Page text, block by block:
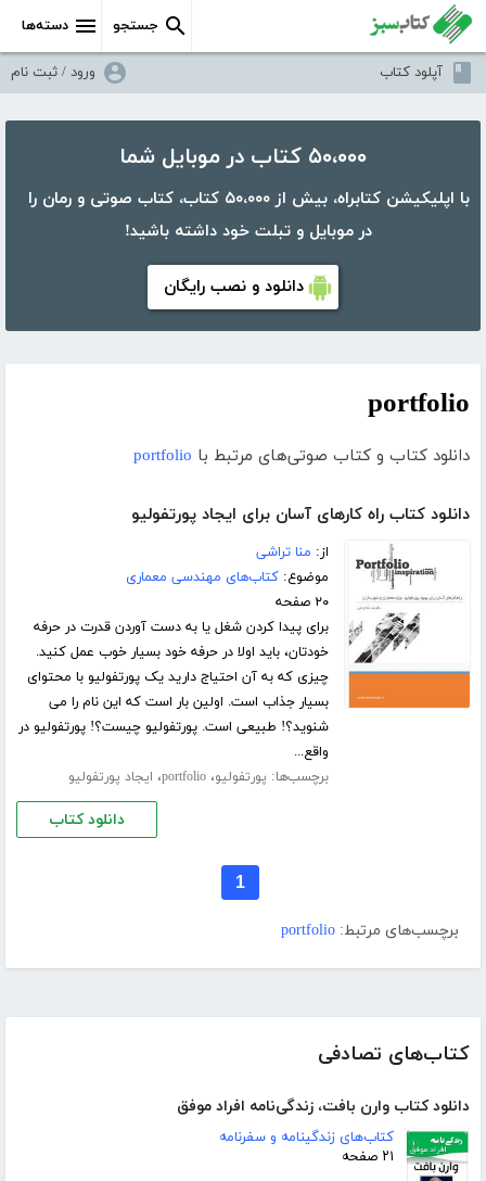
دسته‌ها جستجو
آپلود کتاب ورود / ثبت نام
۵۰،۰۰۰ کتاب در موبایل شما
با اپلیکیشن کتابراه، بیش از ۵۰،۰۰۰ کتاب، کتاب صوتی و رمان را
در موبایل و تبلت خود داشته باشید!
دانلود و نصب رایگان
کتاب‌های تصادفی
دانلود کتاب وارن بافت، زندگی‌نامه افراد موفق
کتاب‌های زندگینامه و سفرنامه
۲۱ صفحه
portfolio
دانلود کتاب و کتاب صوتی‌های مرتبط با portfolio
دانلود کتاب راه کارهای آسان برای ایجاد پورتفولیو
از: منا تراشی
موضوع:کتاب‌های مهندسی معماری
۲۰ صفحه
برای پیدا کردن شغل یا به دست آوردن قدرت در حرفه
خودتان، باید اولا در حرفه خود بسیار خوب عمل کنید.
چیزی که به آن احتیاج دارید یک پورتفولیو با محتوای
بسیار جذاب است. اولین بار است که این نام را می
شنوید؟! طبیعی است. پورتفولیو چیست؟! پورتفولیو در
واقع...
برچسب‌ها: پورتفولیو،portfolio، ایجاد پورتفولیو
دانلود کتاب
1
برچسب‌های مرتبط: portfolio